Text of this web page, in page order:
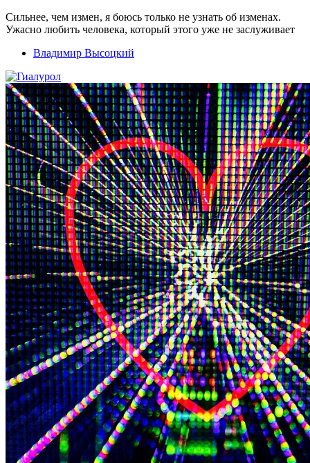
Сильнее, чем измен, я боюсь только не узнать об изменах.
Ужасно любить человека, который этого уже не заслуживает
Владимир Высоцкий